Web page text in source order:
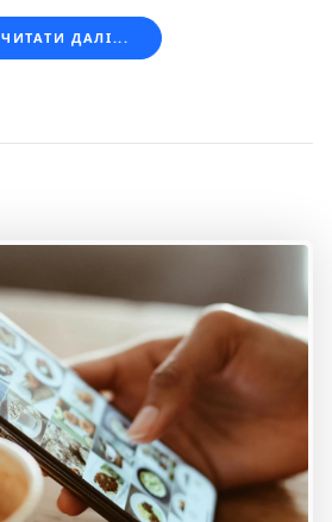
ЧИТАТИ ДАЛІ...